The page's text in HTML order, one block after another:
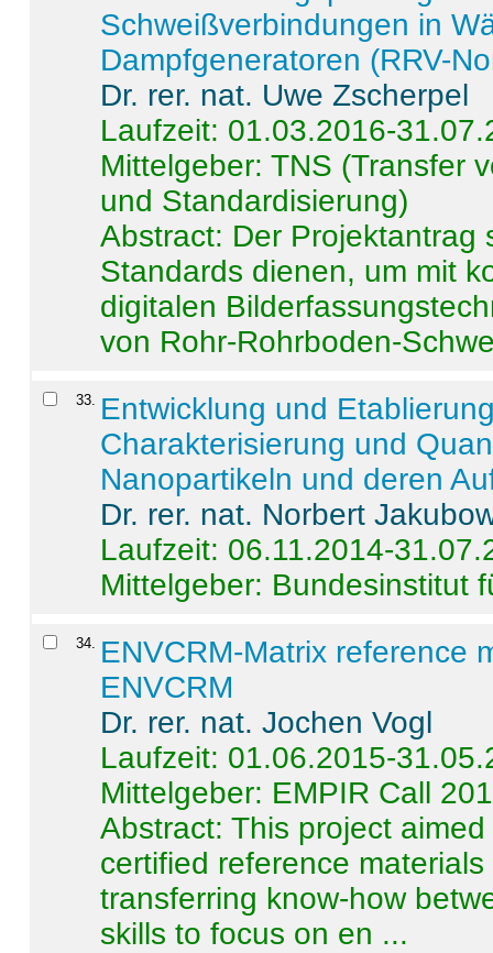
Schweißverbindungen in
Dampfgeneratoren (RRV-
Dr. rer. nat. Uwe Zscherpel
Laufzeit: 01.03.2016-
Mittelgeber: TNS (Transfer
und Standardisierung)
Abstract: Der Projektantrag
Standards dienen, um mit
digitalen
von Rohr-Rohrboden-
33. Entwicklung und
Charakterisierung und
Nanopartikeln und deren
Dr. rer. nat. Norbert
Laufzeit: 06.11.2014-
Mittelgeber: Bundesinstitut
34. ENVCRM-Matrix reference
ENVCRM
Dr. rer. nat. Jochen Vogl
Laufzeit: 01.06.2015-
Mittelgeber: EMPIR Call
Abstract:This project
certified reference
transferring know-how
skills to focus on en ...